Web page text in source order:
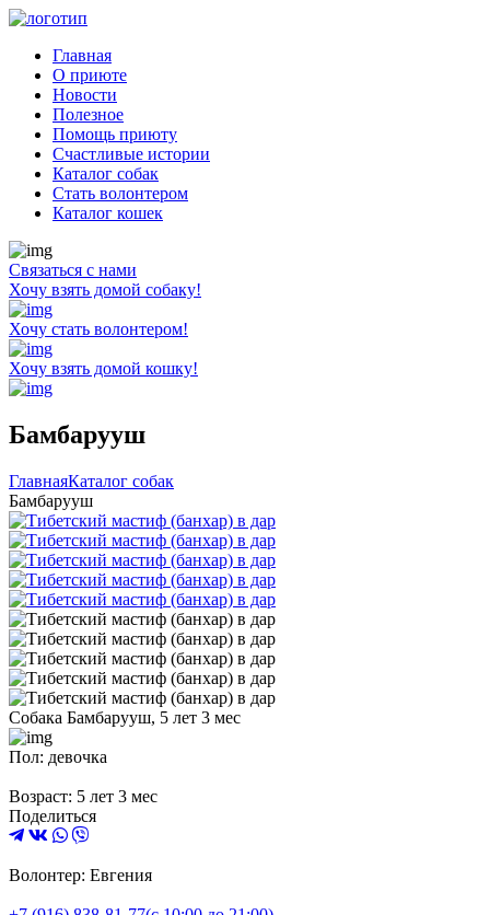
Главная
О приюте
Новости
Полезное
Помощь приюту
Счастливые истории
Каталог собак
Стать волонтером
Каталог кошек
Связаться с нами
Хочу взять домой собаку!
Хочу стать волонтером!
Хочу взять домой кошку!
Бамбарууш
ГлавнаяКаталог собак
Бамбарууш
Собака Бамбарууш, 5 лет 3 мес
Пол: девочка
Возраст: 5 лет 3 мес
Поделиться
Волонтер: Евгения